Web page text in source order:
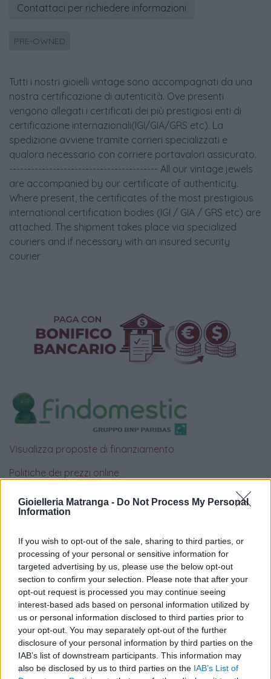
Gioielleria Matranga - Do Not Process My Personal
Information
If you wish to opt-out of the sale, sharing to third parties, or
processing of your personal or sensitive information for
targeted advertising by us, please use the below opt-out
section to confirm your selection. Please note that after your
opt-out request is processed you may continue seeing
interest-based ads based on personal information utilized by
us or personal information disclosed to third parties prior to
your opt-out. You may separately opt-out of the further
disclosure of your personal information by third parties on the
IAB’s list of downstream participants. This information may
also be disclosed by us to third parties on the IAB’s List of
Contattaci per richiedere informazioni
PRE-OWNED
Tutti i nostri gioielli vintage sono accompagnati da una
nostra certificazione di autenticità. Ove presenti
vengono allegati i certificati dei più prestigiosi enti di
certificazione internazionali(IGI/GIA/GRS etc). La
spedizione avviene tramite corrieri specializzati e
qualora necessario con corriere portavalori assicurato.
----------------------------------------- All our vintage jewels
are accompanied by our certificate of authenticity.
Where present, the certificates of the most prestigious
international certification bodies (IGI / GIA / GRS etc) are
attached. The shipment takes place via specialized
couriers and if necessary with an insured security
courier
Visualizza proposte di finanziamento
Politiche dei prezzi online
iRef:93
Google
4.8
Basato su 408 reviews
Powered byLocalImpact
Garanzia di due annisui prodotti usati, verificati dal
nostro laboratorio di assistenza.